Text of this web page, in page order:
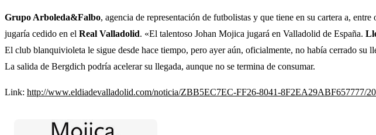
Grupo Arboleda&Falbo, agencia de representación de futbolistas y que tiene en su cartera a,
jugaría cedido en el Real Valladolid. «El talentoso Johan Mojica jugará en Valladolid de España.
El club blanquivioleta le sigue desde hace tiempo, pero ayer aún, oficialmente, no había cerrado su
La salida de Bergdich podría acelerar su llegada, aunque no se termina de consumar.
Link: http://www.eldiadevalladolid.com/noticia/ZBB5EC7EC-FF26-8041-8F2EA29ABF657777/